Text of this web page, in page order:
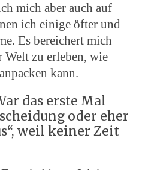
mich aber auch auf
ich einige öfter und
Es bereichert mich
Welt zu erleben, wie
kann.
das erste Mal
oder eher
weil keiner Zeit